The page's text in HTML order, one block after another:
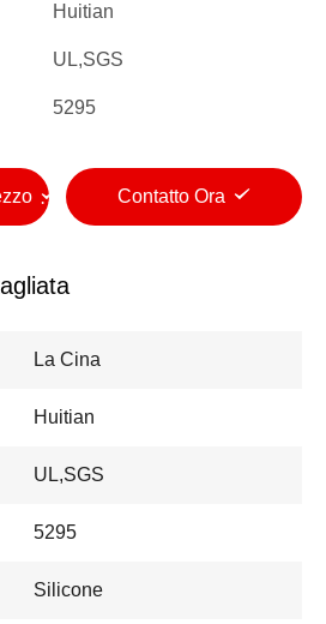
Huitian
UL,SGS
5295
Contatto Ora
La Cina
Huitian
UL,SGS
5295
Silicone